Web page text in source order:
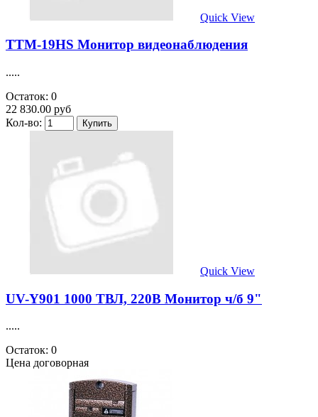
Quick View
TTM-19HS Монитор видеонаблюдения
.....
Остаток: 0
22 830.00 руб
Кол-во:
Quick View
UV-Y901 1000 ТВЛ, 220В Монитор ч/б 9"
.....
Остаток: 0
Цена договорная